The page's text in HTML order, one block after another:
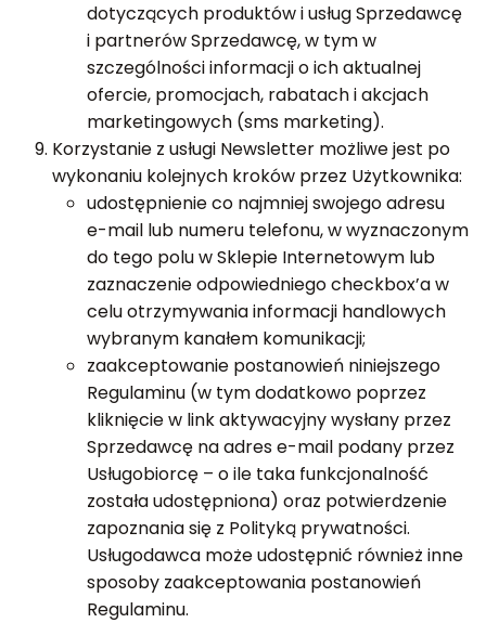
dotyczących produktów i usług Sprzedawcę
i partnerów Sprzedawcę, w tym w
szczególności informacji o ich aktualnej
ofercie, promocjach, rabatach i akcjach
marketingowych (sms marketing).
Korzystanie z usługi Newsletter możliwe jest po
wykonaniu kolejnych kroków przez Użytkownika:
udostępnienie co najmniej swojego adresu
e-mail lub numeru telefonu, w wyznaczonym
do tego polu w Sklepie Internetowym lub
zaznaczenie odpowiedniego checkbox’a w
celu otrzymywania informacji handlowych
wybranym kanałem komunikacji;
zaakceptowanie postanowień niniejszego
Regulaminu (w tym dodatkowo poprzez
kliknięcie w link aktywacyjny wysłany przez
Sprzedawcę na adres e-mail podany przez
Usługobiorcę – o ile taka funkcjonalność
została udostępniona) oraz potwierdzenie
zapoznania się z Polityką prywatności.
Usługodawca może udostępnić również inne
sposoby zaakceptowania postanowień
Regulaminu.